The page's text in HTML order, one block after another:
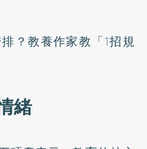
？教養作家教「1招規
緒